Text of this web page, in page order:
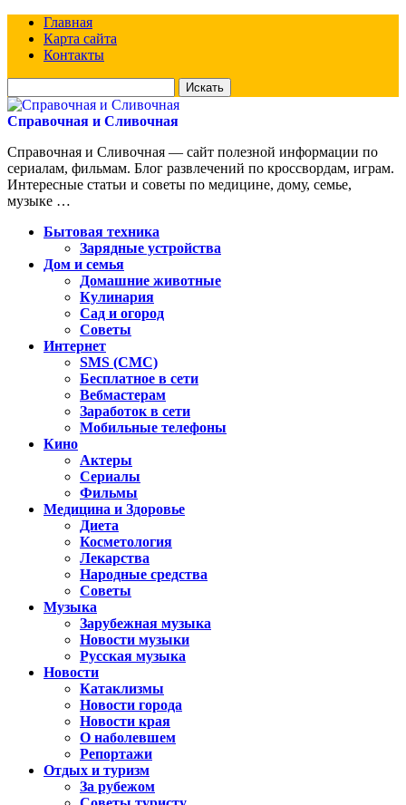
Главная
Карта сайта
Контакты
для:
Справочная и Сливочная
Справочная и Сливочная — сайт полезной информации по
сериалам, фильмам. Блог развлечений по кроссвордам, играм.
Интересные статьи и советы по медицине, дому, семье,
музыке …
Бытовая техника
Зарядные устройства
Дом и семья
Домашние животные
Кулинария
Сад и огород
Советы
Интернет
SMS (СМС)
Бесплатное в сети
Вебмастерам
Заработок в сети
Мобильные телефоны
Кино
Актеры
Сериалы
Фильмы
Медицина и Здоровье
Диета
Косметология
Лекарства
Народные средства
Советы
Музыка
Зарубежная музыка
Новости музыки
Русская музыка
Новости
Катаклизмы
Новости города
Новости края
О наболевшем
Репортажи
Отдых и туризм
За рубежом